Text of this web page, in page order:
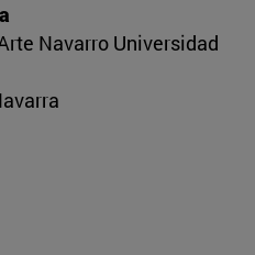
Navarro Universidad